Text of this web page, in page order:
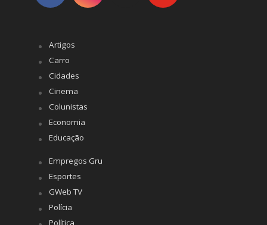
Artigos
Carro
Cidades
Cinema
Colunistas
Economia
Educação
Empregos Gru
Esportes
GWeb TV
Polícia
Política